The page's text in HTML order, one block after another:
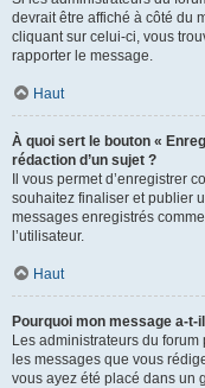
devrait être affiché à côté du
cliquant sur celui-ci, vous
rapporter le message.
Haut
À quoi sert le bouton «
rédaction d’un sujet ?
Il vous permet d’enregistrer
souhaitez finaliser et publier
messages enregistrés
l’utilisateur.
Haut
Pourquoi mon message a-t-
Les administrateurs du
les messages que vous
vous ayez été placé dans un